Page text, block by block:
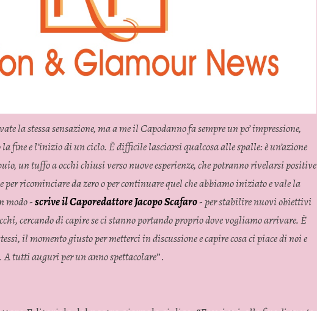
la stessa sensazione, ma a me il Capodanno fa sempre un po’ impressione,
la fine e l’inizio di un ciclo. È difficile lasciarsi qualcosa alle spalle: è un’azione
un tuffo a occhi chiusi verso nuove esperienze, che potranno rivelarsi positive
per ricominciare da zero o per continuare quel che abbiamo iniziato e vale la
modo -scrive il Caporedattore Jacopo Scafaro- per stabilire nuovi obiettivi
cercando di capire se ci stanno portando proprio dove vogliamo arrivare. È
il momento giusto per metterci in discussione e capire cosa ci piace di noi e
A tutti auguri per un anno spettacolare”.